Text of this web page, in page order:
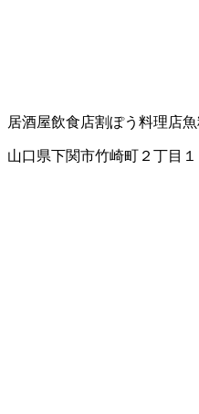
居酒屋飲食店割ぽう料理店
山口県下関市竹崎町２丁目１